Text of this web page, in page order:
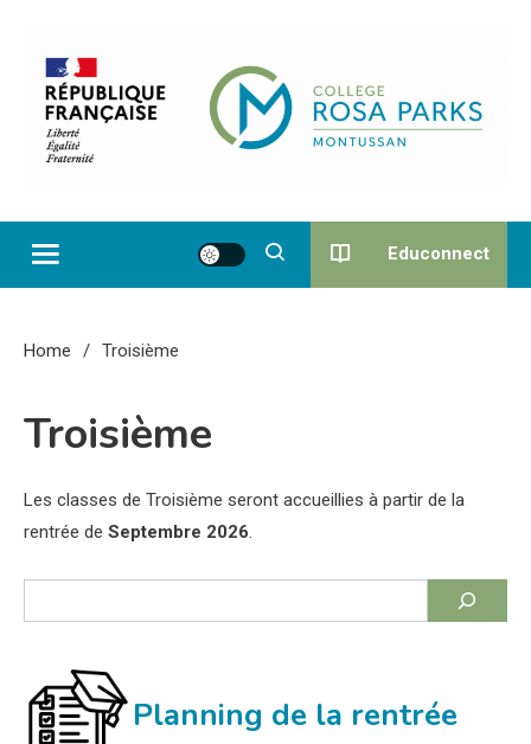
content
Collège Rosa Parks de
Montussan
Educonnect
Home Troisième
Troisième
Les classes de Troisième seront accueillies à partir de la
rentrée de Septembre 2026
Planning de la rentrée